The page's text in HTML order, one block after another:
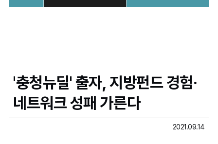
'충청뉴딜' 출자, 지방펀드 경험·
네트워크 성패 가른다
2021.09.14